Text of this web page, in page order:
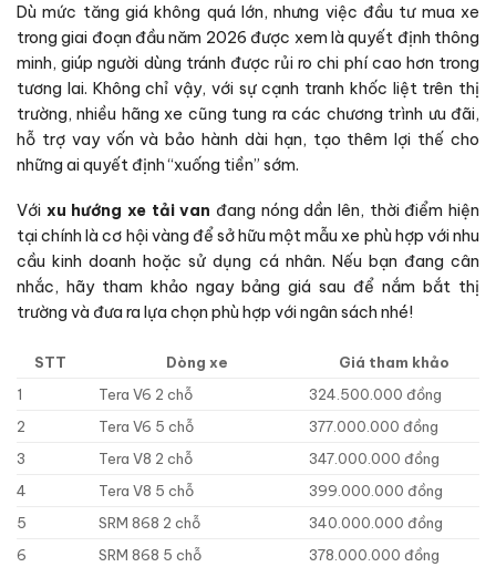
Dù mức tăng giá không quá lớn, nhưng việc đầu tư mua xe
trong giai đoạn đầu năm 2026 được xem là quyết định thông
minh, giúp người dùng tránh được rủi ro chi phí cao hơn trong
tương lai. Không chỉ vậy, với sự cạnh tranh khốc liệt trên thị
trường, nhiều hãng xe cũng tung ra các chương trình ưu đãi,
hỗ trợ vay vốn và bảo hành dài hạn, tạo thêm lợi thế cho
những ai quyết định “xuống tiền” sớm.
Với xu hướng xe tải van đang nóng dần lên, thời điểm hiện
tại chính là cơ hội vàng để sở hữu một mẫu xe phù hợp với nhu
cầu kinh doanh hoặc sử dụng cá nhân. Nếu bạn đang cân
nhắc, hãy tham khảo ngay bảng giá sau để nắm bắt thị
trường và đưa ra lựa chọn phù hợp với ngân sách nhé!
STT Dòng xe
Giá tham khảo
1
Tera V6 2 chỗ
324.500.000 đồng
2
Tera V6 5 chỗ
377.000.000 đồng
3
Tera V8 2 chỗ
347.000.000 đồng
4
Tera V8 5 chỗ
399.000.000 đồng
5
SRM 868 2 chỗ
340.000.000 đồng
6
SRM 868 5 chỗ
378.000.000 đồng